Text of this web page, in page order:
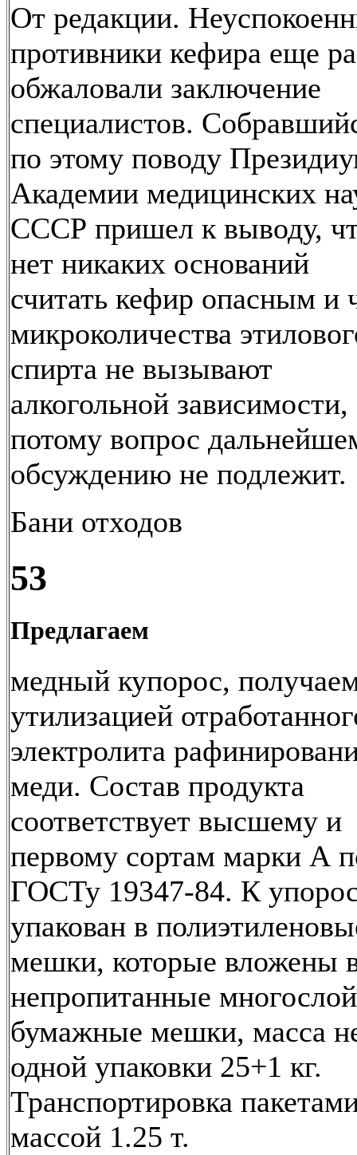
От редакции.
противники кефира еще
обжаловали заключение
специалистов.
по этому поводу
Академии медицинских
СССР пришел к выводу,
нет никаких оснований
считать кефир опасным и
микроколичества
спирта не вызывают
алкогольной зависимости,
потому вопрос
обсуждению не подлежит.
Бани отходов
53
Предлагаем
медный купорос,
утилизацией
электролита
меди. Состав продукта
соответствует высшему и
первому сортам марки А
ГОСТу 19347-84. К
упакован в
мешки, которые вложены
непропитанные
бумажные мешки, масса
одной упаковки 25+1 кг.
Транспортировка
массой 1.25 т.